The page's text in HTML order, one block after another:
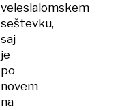
veleslalomskem
seštevku,
saj
je
po
novem
na